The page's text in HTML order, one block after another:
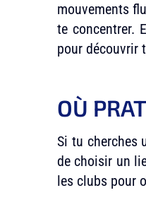
mouvements
te concentrer.
pour découvrir
OÙ
Si tu cherches
de choisir un
les clubs pour